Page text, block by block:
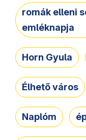
romák elleni
emléknapja
Horn Gyula
Élhető város
Naplóm